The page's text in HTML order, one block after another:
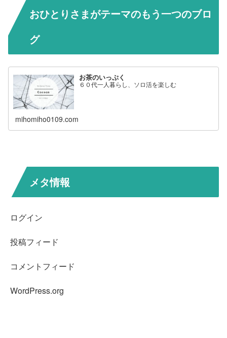
おひとりさまがテーマのもう一つのブロ
グ
お茶のいっぷく
６０代一人暮らし、ソロ活を楽しむ
mihomiho0109.com
メタ情報
ログイン
投稿フィード
コメントフィード
WordPress.org